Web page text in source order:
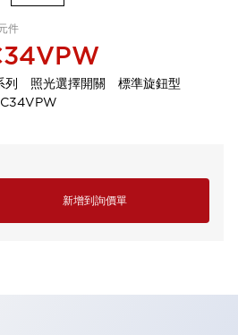
件
列 照光選擇開關 標準旋鈕型
新增到詢價單